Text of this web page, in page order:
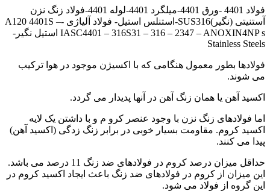
فولاد 4401 -ورق 4401-میلگرد 4401-لوله 4401-فولاد زنگ نزن
آستنیتی (نگیر)SUS316-استنلس استیل- فولاد آلیاژی -A120 4401S –
IASC4401 – 316S31 – 316 – 2347 – ANOXIN4NP s استیل نگیر-
Stainless Steels
فولادها بطور معمول هنگامی که با اکسیژن موجود در هوا ترکیب
می شوند.
اکسید آهن یا همان زنگ آهن در آنها پدیدار می گردد.
اما فولادهای زنگ نزن با وجود عنصر کرو م و با داشتن یک لایه
اکسید کروم. مقاومت بسیار خوبی در برابر زنگ زدگی (اکسید آهن)
پیدا می کنند.
حداقل میزان درصد کروم در فولادهای ضد زنگ 11 درصد می باشد.
این میزان از کروم در فولادهای ضد زنگ باعث ایجاد اکسید کروم در
این گروه از فولاد می شود.